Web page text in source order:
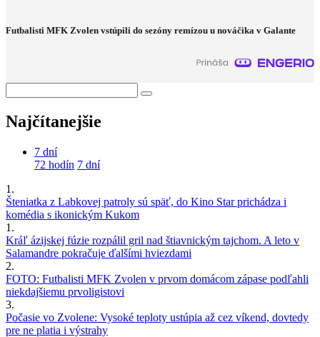
Futbalisti MFK Zvolen vstúpili do sezóny remízou u nováčika v Galante
Najčítanejšie
7 dní
72 hodín 7 dní
1.
Šteniatka z Labkovej patroly sú späť, do Kino Star prichádza i
komédia s ikonickým Kukom
1.
Kráľ ázijskej fúzie rozpálil gril nad štiavnickým tajchom. A leto v
Salamandre pokračuje ďalšími hviezdami
2.
FOTO: Futbalisti MFK Zvolen v prvom domácom zápase podľahli
niekdajšiemu prvoligistovi
3.
Počasie vo Zvolene: Vysoké teploty ustúpia až cez víkend, dovtedy
pre ne platia i výstrahy